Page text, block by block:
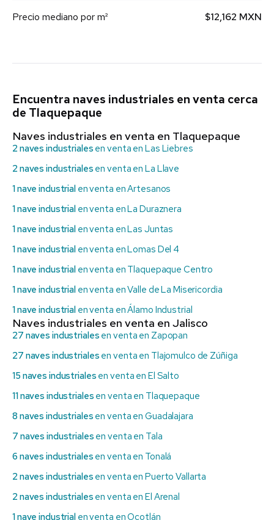
Precio mediano por m² $12,162 MXN
Encuentra naves industriales en venta cerca
de Tlaquepaque
Naves industriales en venta en Tlaquepaque
2 naves industriales en venta en Las Liebres
2 naves industriales en venta en La Llave
1 nave industrialen venta en Artesanos
1 nave industrialen venta en La Duraznera
1 nave industrialen venta en Las Juntas
1 nave industrialen venta en Lomas Del 4
1 nave industrialen venta en Tlaquepaque Centro
1 nave industrialen venta en Valle de La Misericordia
1 nave industrialen venta en Álamo Industrial
Naves industriales en venta en Jalisco
27 naves industriales en venta en Zapopan
27 naves industriales en venta en Tlajomulco de Zúñiga
15 naves industriales en venta en El Salto
11 naves industriales en venta en Tlaquepaque
8 naves industriales en venta en Guadalajara
7 naves industriales en venta en Tala
6 naves industriales en venta en Tonalá
2 naves industriales en venta en Puerto Vallarta
2 naves industriales en venta en El Arenal
1 nave industrialen venta en Ocotlán